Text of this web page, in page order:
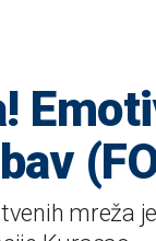
mreža